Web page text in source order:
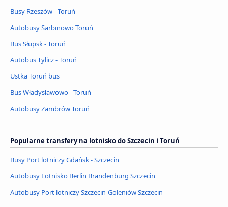
Busy Rzeszów - Toruń
Autobusy Sarbinowo Toruń
Bus Słupsk - Toruń
Autobus Tylicz - Toruń
Ustka Toruń bus
Bus Władysławowo - Toruń
Autobusy Zambrów Toruń
Popularne transfery na lotnisko do Szczecin i Toruń
Busy Port lotniczy Gdańsk - Szczecin
Autobusy Lotnisko Berlin Brandenburg Szczecin
Autobusy Port lotniczy Szczecin-Goleniów Szczecin